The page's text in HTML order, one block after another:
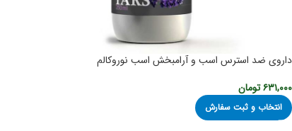
داروی ضد استرس اسب و آرامبخش اسب نوروکالم
۶۳۱,۰۰۰تومان
انتخاب و ثبت سفارش